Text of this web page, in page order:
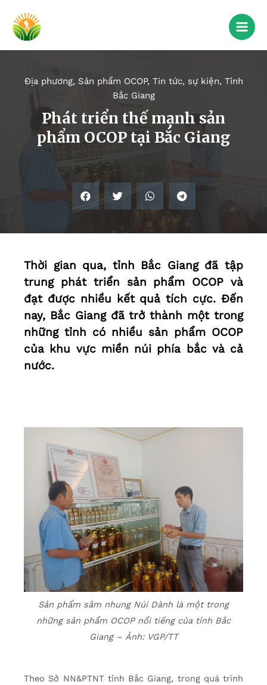
Địa phương, Sản phẩm OCOP, Tin tức, sự kiện, Tỉnh
Bắc Giang
Phát triển thế mạnh sản
phẩm OCOP tại Bắc Giang
Thời gian qua, tỉnh Bắc Giang đã tập
trung phát triển sản phẩm OCOP và
đạt được nhiều kết quả tích cực. Đến
nay, Bắc Giang đã trở thành một trong
những tỉnh có nhiều sản phẩm OCOP
của khu vực miền núi phía bắc và cả
nước.
Sản phẩm sâm nhung Núi Dành là một trong
những sản phẩm OCOP nổi tiếng của tỉnh Bắc
Giang – Ảnh: VGP/TT
Theo Sở NN&PTNT tỉnh Bắc Giang, trong quá trình